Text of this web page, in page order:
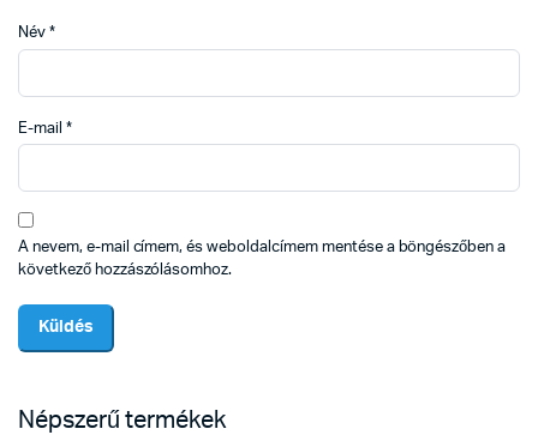
Név *
E-mail *
A nevem, e-mail címem, és weboldalcímem mentése a böngészőben a
következő hozzászólásomhoz.
Népszerű termékek